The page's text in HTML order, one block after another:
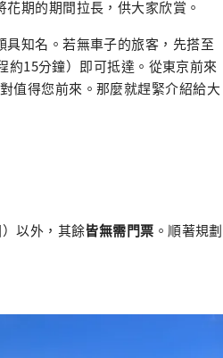
期的期間拉長，供大家欣賞。
知名。若無車子的旅客，先搭至
約15分鐘）即可抵達。從東京前來
值得您前來。那麼就趕緊介紹給大
以外，其餘皆無需門票 。順著規劃